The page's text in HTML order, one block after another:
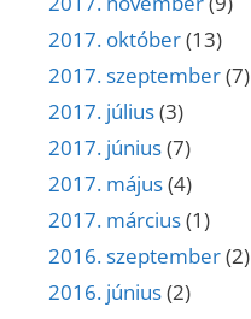
2017. október(13)
2017. szeptember(7)
2017. július(3)
2017. június(7)
2017. május(4)
2017. március(1)
2016. szeptember(2)
2016. június(2)